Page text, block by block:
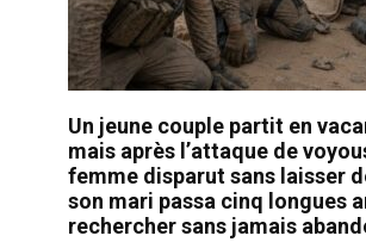
Un jeune couple partit en
mais après l’attaque de
femme disparut sans laisser
son mari passa cinq longues
rechercher sans jamais